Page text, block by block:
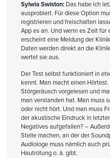
Sylwia Swiston: Das habe ich
ausprobiert. Für diese Option
registrieren und freischalten
App es an. Und wenn es Zeit für
erscheint eine Meldung der
Daten werden direkt an die
wertet sie aus.
Der Test selbst funktioniert in
kennt. Man macht einen
Störgeräusch vorgelesen und
man verstanden hat. Man muss
oder nicht hört. Und man muss
der akustische Eindruck in
Negatives aufgefallen? –
Stelle machen, an der der
Audiologe muss nämlich auch
Hautrötung o. ä. gibt.